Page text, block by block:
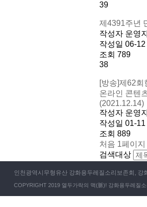
39
제4391주년
작성자 운영
작성일 06-12
조회 789
38
[방송]제62회
온라인 콘텐
(2021.12.14)
작성자 운영
작성일 01-11
조회 889
처음 1페이지
검색대상
인천광역시무형유산 강화용두레질소리보존회,
COPYRIGHT 2019 열두가락의 맥(脈)! 강화용두레질